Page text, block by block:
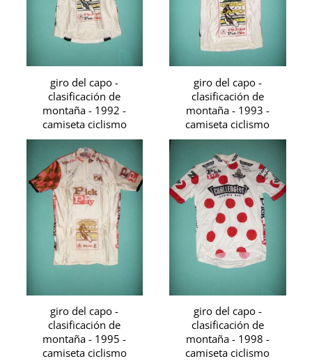
giro del capo -
clasificación de
montaña - 1992 -
camiseta ciclismo
giro del capo -
clasificación de
montaña - 1993 -
camiseta ciclismo
giro del capo -
clasificación de
montaña - 1995 -
camiseta ciclismo
giro del capo -
clasificación de
montaña - 1998 -
camiseta ciclismo